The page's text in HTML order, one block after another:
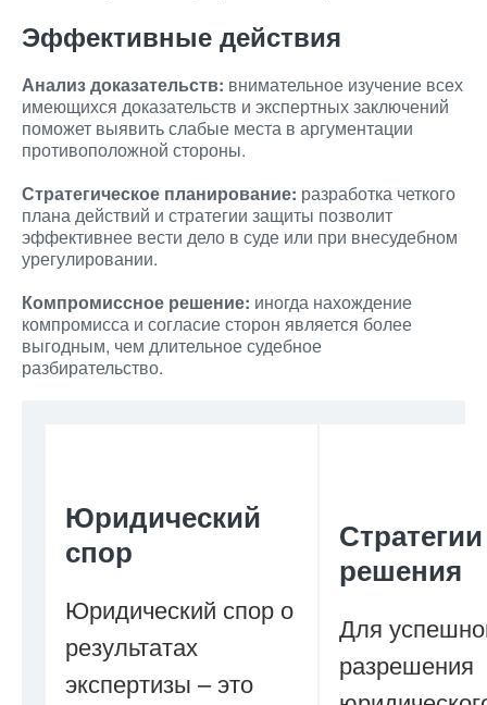
Эффективные действия
Анализ доказательств: внимательное изучение всех
имеющихся доказательств и экспертных заключений
поможет выявить слабые места в аргументации
противоположной стороны.
Стратегическое планирование: разработка четкого
плана действий и стратегии защиты позволит
эффективнее вести дело в суде или при внесудебном
урегулировании.
Компромиссное решение: иногда нахождение
компромисса и согласие сторон является более
выгодным, чем длительное судебное
разбирательство.
Юридический
спор
Юридический спор о
результатах
экспертизы – это
Стратегии
решения
Для
разрешения